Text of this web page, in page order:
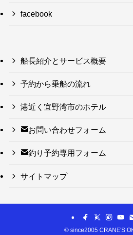
facebook
船長紹介とサービス概要
予約から乗船の流れ
港近く宜野湾市のホテル
お問い合わせフォーム
釣り予約専用フォーム
サイトマップ
© since2005 CRANE'S